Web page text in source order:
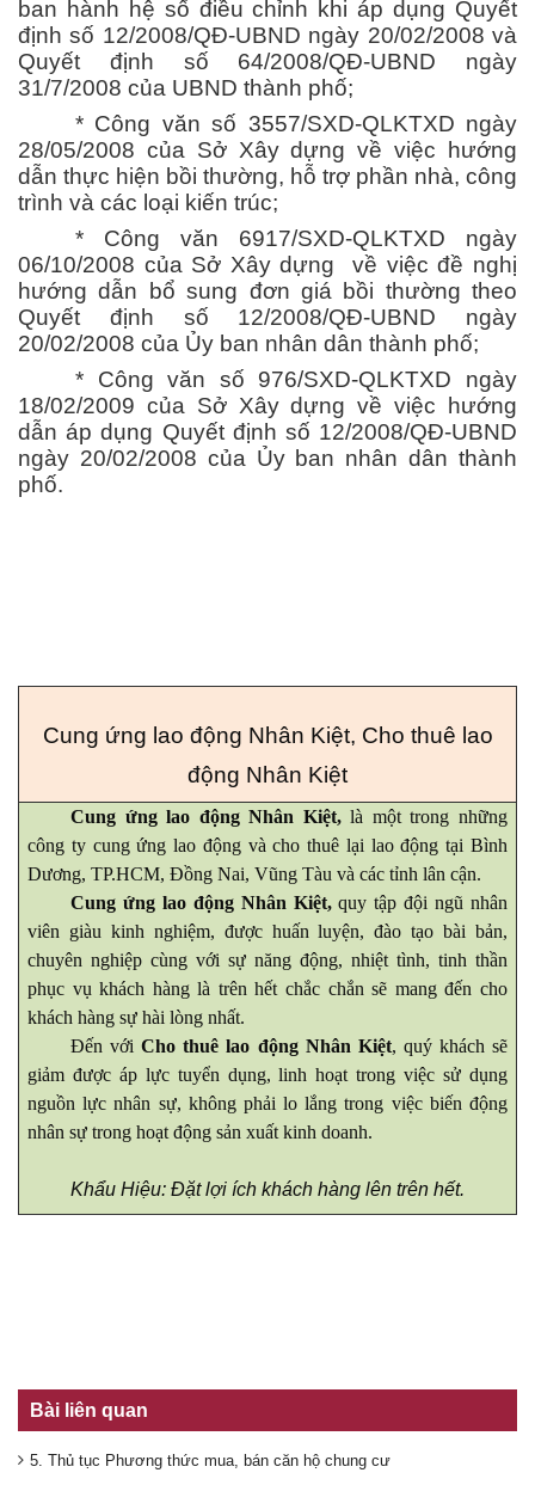
ban hành hệ số điều chỉnh khi áp dụng Quyết
định số 12/2008/QĐ-UBND ngày 20/02/2008 và
Quyết định số 64/2008/QĐ-UBND ngày
31/7/2008 của UBND thành phố;
* Công văn số 3557/SXD-QLKTXD ngày
28/05/2008 của Sở Xây dựng về việc hướng
dẫn thực hiện bồi thường, hỗ trợ phần nhà, công
trình và các loại kiến trúc;
* Công văn 6917/SXD-QLKTXD ngày
06/10/2008 của Sở Xây dựng về việc đề nghị
hướng dẫn bổ sung đơn giá bồi thường theo
Quyết định số 12/2008/QĐ-UBND ngày
20/02/2008 của Ủy ban nhân dân thành phố;
* Công văn số 976/SXD-QLKTXD ngày
18/02/2009 của Sở Xây dựng về việc hướng
dẫn áp dụng Quyết định số 12/2008/QĐ-UBND
ngày 20/02/2008 của Ủy ban nhân dân thành
phố.
Cung ứng lao động Nhân Kiệt, Cho thuê lao
động Nhân Kiệt
Cung ứng lao động Nhân Kiệt,là một trong những
công ty cung ứng lao động và cho thuê lại lao động tại Bình
Dương, TP.HCM, Đồng Nai, Vũng Tàu và các tỉnh lân cận.
Cung ứng lao động Nhân Kiệt,quy tập đội ngũ nhân
viên giàu kinh nghiệm, được huấn luyện, đào tạo bài bản,
chuyên nghiệp cùng với sự năng động, nhiệt tình, tinh thần
phục vụ khách hàng là trên hết chắc chắn sẽ mang đến cho
khách hàng sự hài lòng nhất.
Đến vớiCho thuê lao động Nhân Kiệt, quý khách sẽ
giảm được áp lực tuyển dụng, linh hoạt trong việc sử dụng
nguồn lực nhân sự, không phải lo lắng trong việc biến động
nhân sự trong hoạt động sản xuất kinh doanh.
Khẩu Hiệu: Đặt lợi ích khách hàng lên trên hết.
Bài liên quan
5. Thủ tục Phương thức mua, bán căn hộ chung cư